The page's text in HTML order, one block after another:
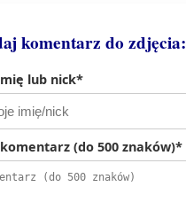
komentarz do zdjęcia:
lub nick*
(do 500 znaków)*